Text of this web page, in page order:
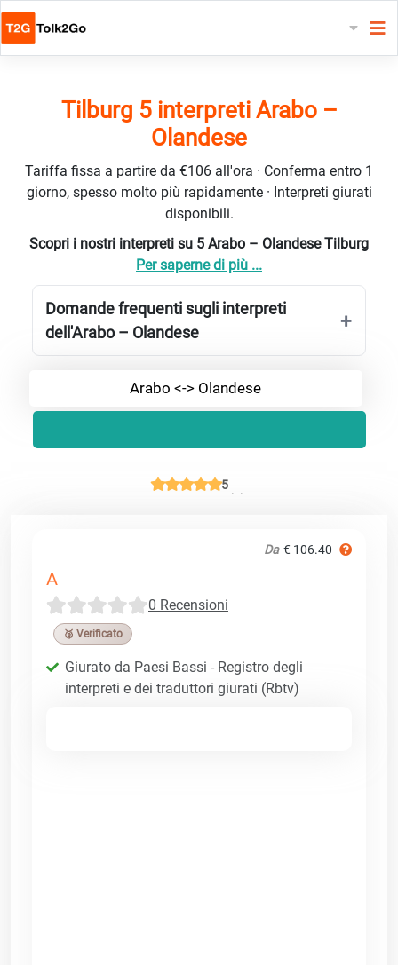
Tilburg 5 interpreti Arabo –
Olandese
Tariffa fissa a partire da €106 all'ora · Conferma entro 1
giorno, spesso molto più rapidamente · Interpreti giurati
disponibili.
Scopri i nostri interpreti su 5 Arabo – Olandese Tilburg
Per saperne di più ...
Domande frequenti sugli interpreti
dell'Arabo – Olandese
Arabo <-> Olandese
5
Da € 106.40
A
0 Recensioni
🥉 Verificato
Giurato da Paesi Bassi - Registro degli
interpreti e dei traduttori giurati (Rbtv)